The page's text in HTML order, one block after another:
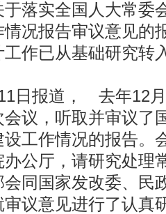
落实全国人大常委
况报告审议意见的
作已从基础研究转
报道， 去年12月
会议，听取并审议了
工作情况的报告。
公厅，请研究处理
同国家发改委、民
议意见进行了认真